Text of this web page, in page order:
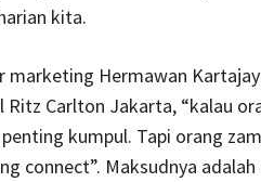
kita.
marketing Hermawan
Ritz Carlton Jakarta, “kalau
kumpul. Tapi orang
connect”. Maksudnya